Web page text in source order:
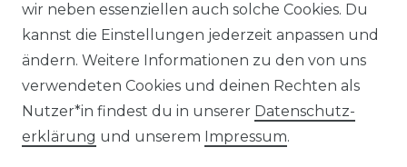
wir neben essenziellen auch solche Cookies. Du
kannst die Einstellungen jederzeit anpassen und
ändern. Weitere Informationen zu den von uns
verwendeten Cookies und deinen Rechten als
Nutzer*in findest du in unserer Daten­schutz­
erklärung und unserem Impressum.
Impressum Daten­schutz­erklärung AGB
Barrierefreiheitserklärung Widerrufs­recht